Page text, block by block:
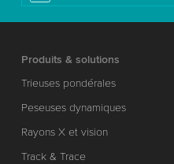
Produits & solutions
Trieuses pondérales
Peseuses dynamiques
Rayons X et vision
Track & Trace